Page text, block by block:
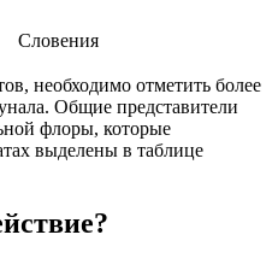
Словения
необходимо отметить более
Общие представители
флоры, которые
выделены в таблице